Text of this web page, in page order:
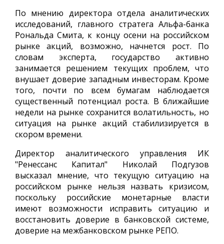
По мнению директора отдела аналитических
исследований, главного стратега Альфа-банка
Рональда Смита, к концу осени на российском
рынке акций, возможно, начнется рост. По
словам эксперта, государство активно
занимается решением текущих проблем, что
внушает доверие западным инвесторам. Кроме
того, почти по всем бумагам наблюдается
существенный потенциал роста. В ближайшие
недели на рынке сохранится волатильность, но
ситуация на рынке акций стабилизируется в
скором времени.
Директор аналитического управления ИК
"Ренессанс Капитал" Николай Подгузов
высказал мнение, что текущую ситуацию на
российском рынке нельзя назвать кризисом,
поскольку российские монетарные власти
имеют возможности исправить ситуацию и
восстановить доверие в банковской системе,
доверие на межбанковском рынке РЕПО.